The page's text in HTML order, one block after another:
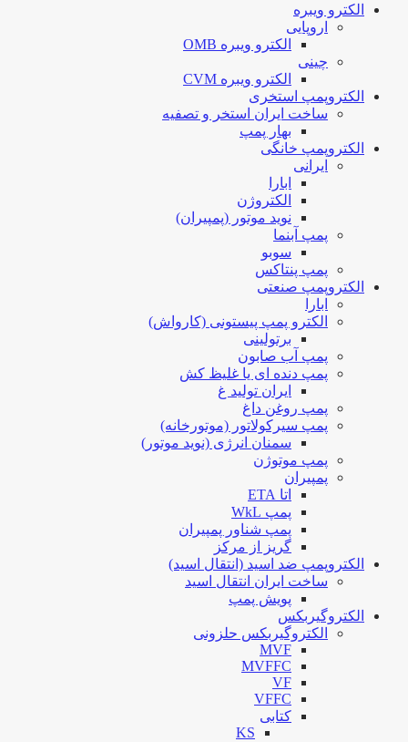
الکترو ویبره
اروپایی
الکترو ویبره OMB
چینی
الکترو ویبره CVM
الکتروپمپ استخری
ساخت ایران استخر و تصفیه
بهار پمپ
الکتروپمپ خانگی
ایرانی
ابارا
الکتروژن
نوید موتور (پمپیران)
پمپ آبنما
سوبو
پمپ پنتاکس
الکتروپمپ صنعتی
ابارا
الکترو پمپ پیستونی (کارواش)
برتولینی
پمپ آب صابون
پمپ دنده ای یا غلیظ کش
ایران تولید غ
پمپ روغن داغ
پمپ سیرکولاتور (موتورخانه)
سمنان انرژی (نوید موتور)
پمپ موتوژن
پمپیران
اتا ETA
پمپ WkL
پمپ شناور پمپیران
گریز از مرکز
الکتروپمپ ضد اسید (انتقال اسید)
ساخت ایران انتقال اسید
پویش پمپ
الکتروگیربکس
الکتروگیربکس حلزونی
MVF
MVFFC
VF
VFFC
کتابی
KS